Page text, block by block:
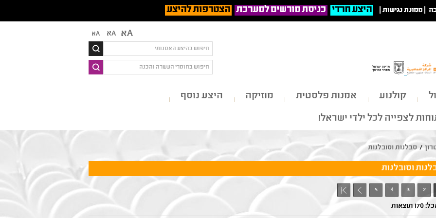
ממונת נגישות היצע חרדי כניסת מורשים למערכת הצטרפות להיצע
Aא Aא Aא
קולנוע אמנות פלסטית מוזיקה
היצע נוסף
לצפייה לכל ילדי ישראל!
/ סבלנות וסובלנות
וסובלנות
2
3
4
5
תוצאות